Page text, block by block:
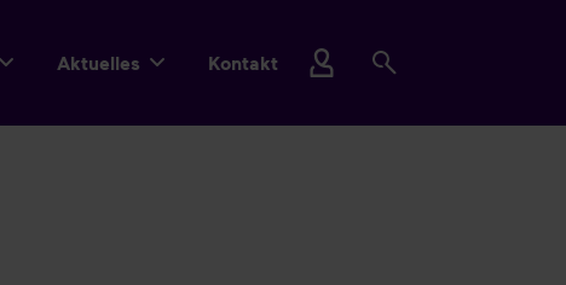
Aktuelles Kontakt